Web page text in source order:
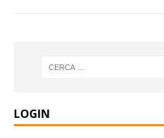
LOGIN